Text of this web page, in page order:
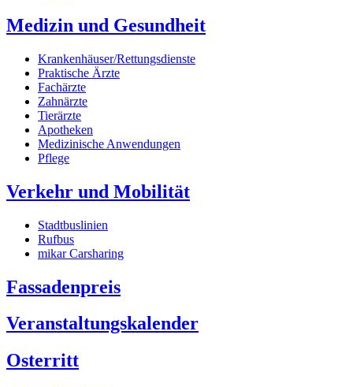
Medizin und Gesundheit
Krankenhäuser/Rettungsdienste
Praktische Ärzte
Fachärzte
Zahnärzte
Tierärzte
Apotheken
Medizinische Anwendungen
Pflege
Verkehr und Mobilität
Stadtbuslinien
Rufbus
mikar Carsharing
Fassadenpreis
Veranstaltungskalender
Osterritt